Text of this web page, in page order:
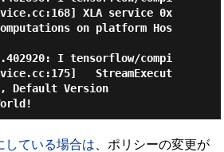
XLA service 0x
on platform Hos
I tensorflow/compi
StreamExecut
Default Version
している場合は 、ポリシーの変更が